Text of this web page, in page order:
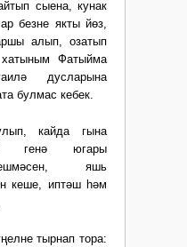
сыена, кунак
безне якты йөз,
алып, озатып
Фатыйма
дусларына
булмас кебек.
кайда гына
генә югары
яшь
кеше, иптәш һәм
тырнап тора: